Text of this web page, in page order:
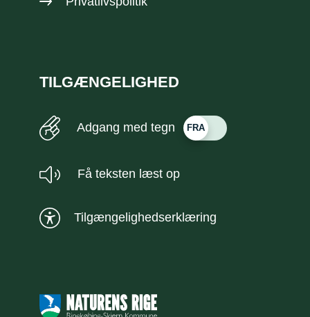
TILGÆNGELIGHED
Adgang med tegn
Få teksten læst op
Tilgængelighedserklæring